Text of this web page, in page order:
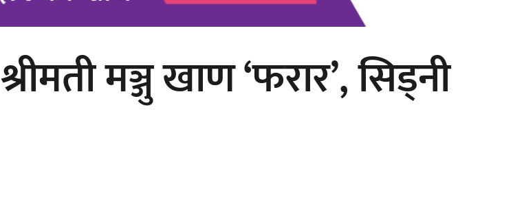
चलचित्र ‘माया भनेकै यस्तो होला’को शीर्ष
गीत सार्वजनिक
काठमाडौं युथ कन्क्लेभ २०२६ भव्यताका
साथ सम्पन्न
मञ्जु खाण ‘फरार’, सिड्नी